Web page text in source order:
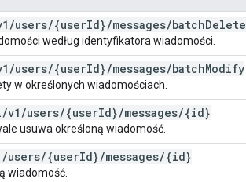
/users/{userId}/messages/batchDelete
według identyfikatora wiadomości.
/users/{userId}/messages/batchModify
w określonych wiadomościach.
/v1 /users/{userId}/messages/{id}
usuwa określoną wiadomość.
/users/{userId}/messages/{id}
wiadomość.